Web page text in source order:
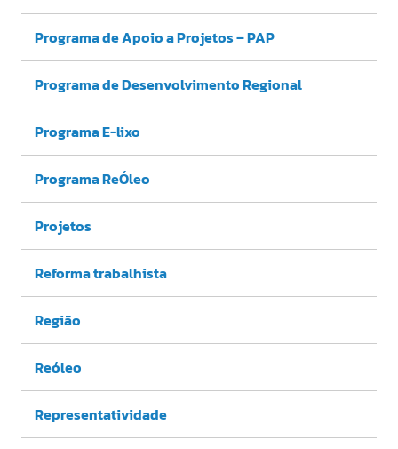
Programa de Apoio a Projetos – PAP
Programa de Desenvolvimento Regional
Programa E-lixo
Programa ReÓleo
Projetos
Reforma trabalhista
Região
Reóleo
Representatividade